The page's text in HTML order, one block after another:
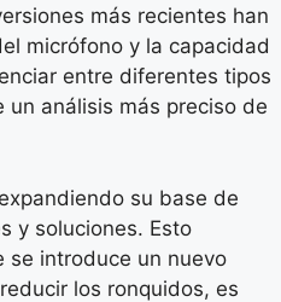
más recientes han
micrófono y la capacidad
entre diferentes tipos
análisis más preciso de
su base de
y soluciones. Esto
se introduce un nuevo
los ronquidos, es